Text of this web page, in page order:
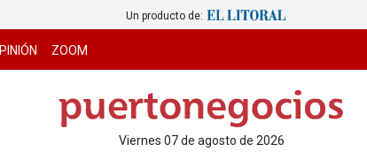
Un producto de:
ZOOM
viernes 07 de agosto de 2026